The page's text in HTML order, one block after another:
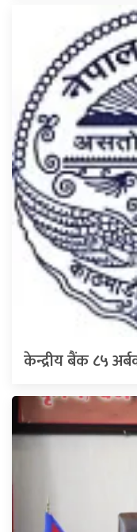
केन्द्रीय बैंक ८५